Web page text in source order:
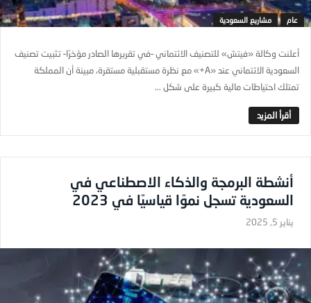
عام مشاريع السعودية
أعلنت وكالة «فيتش» للتصنيف الائتماني –في تقريرها الصادر مؤخرًا– تثبيت تصنيف
السعودية الائتماني عند «A+» مع نظرة مستقبلية مستقرة، مبينة أن المملكة
تمتلك احتياطات مالية كبيرة على شكل ...
أنشطة البرمجة والذكاء الاصطناعي في
السعودية تسجل نموًا قياسيًا في 2023
يناير 5, 2025